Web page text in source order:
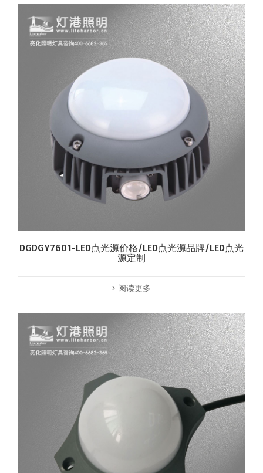
DGDGY7601-LED点光源价格/LED点光源品牌/LED点光
源定制
阅读更多